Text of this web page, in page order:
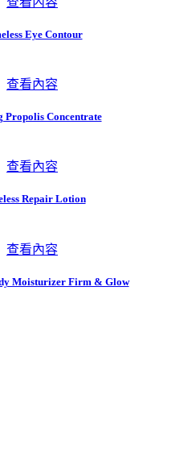
Eye Contour
查看內容
Propolis Concentrate
查看內容
Repair Lotion
查看內容
Moisturizer Firm & Glow